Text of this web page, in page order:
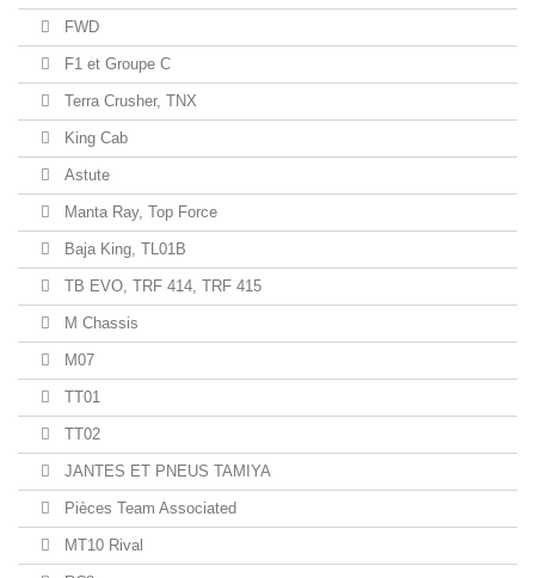
FWD
F1 et Groupe C
Terra Crusher, TNX
King Cab
Astute
Manta Ray, Top Force
Baja King, TL01B
TB EVO, TRF 414, TRF 415
M Chassis
M07
TT01
TT02
JANTES ET PNEUS TAMIYA
Pièces Team Associated
MT10 Rival